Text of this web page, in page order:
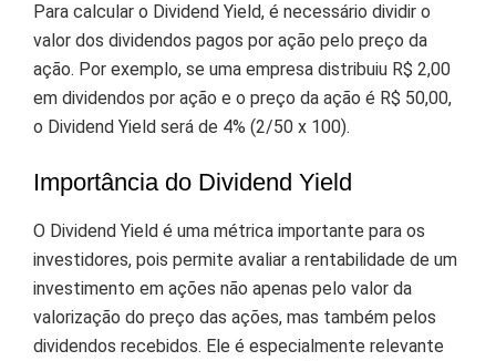
Para calcular o Dividend Yield, é necessário dividir o
valor dos dividendos pagos por ação pelo preço da
ação. Por exemplo, se uma empresa distribuiu R$ 2,00
em dividendos por ação e o preço da ação é R$ 50,00,
o Dividend Yield será de 4% (2/50 x 100).
Importância do Dividend Yield
O Dividend Yield é uma métrica importante para os
investidores, pois permite avaliar a rentabilidade de um
investimento em ações não apenas pelo valor da
valorização do preço das ações, mas também pelos
dividendos recebidos. Ele é especialmente relevante